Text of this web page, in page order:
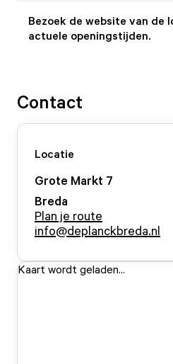
Bezoek de website van de
actuele openingstijden.
Contact
Locatie
Grote Markt 7
Breda
Plan je route
info@deplanckbreda.nl
Kaart wordt geladen...